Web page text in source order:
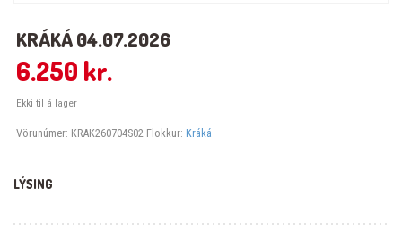
KRÁKÁ 04.07.2026
6.250 kr.
Ekki til á lager
Vörunúmer: KRAK260704S02 Flokkur: Kráká
LÝSING